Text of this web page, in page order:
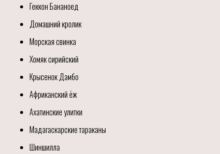
Геккон Бананоед
Домашний кролик
Морская свинка
Хомяк сирийский
Крысенок Дамбо
Африканский ёж
Ахатинские улитки
Мадагаскарские тараканы
Шиншилла